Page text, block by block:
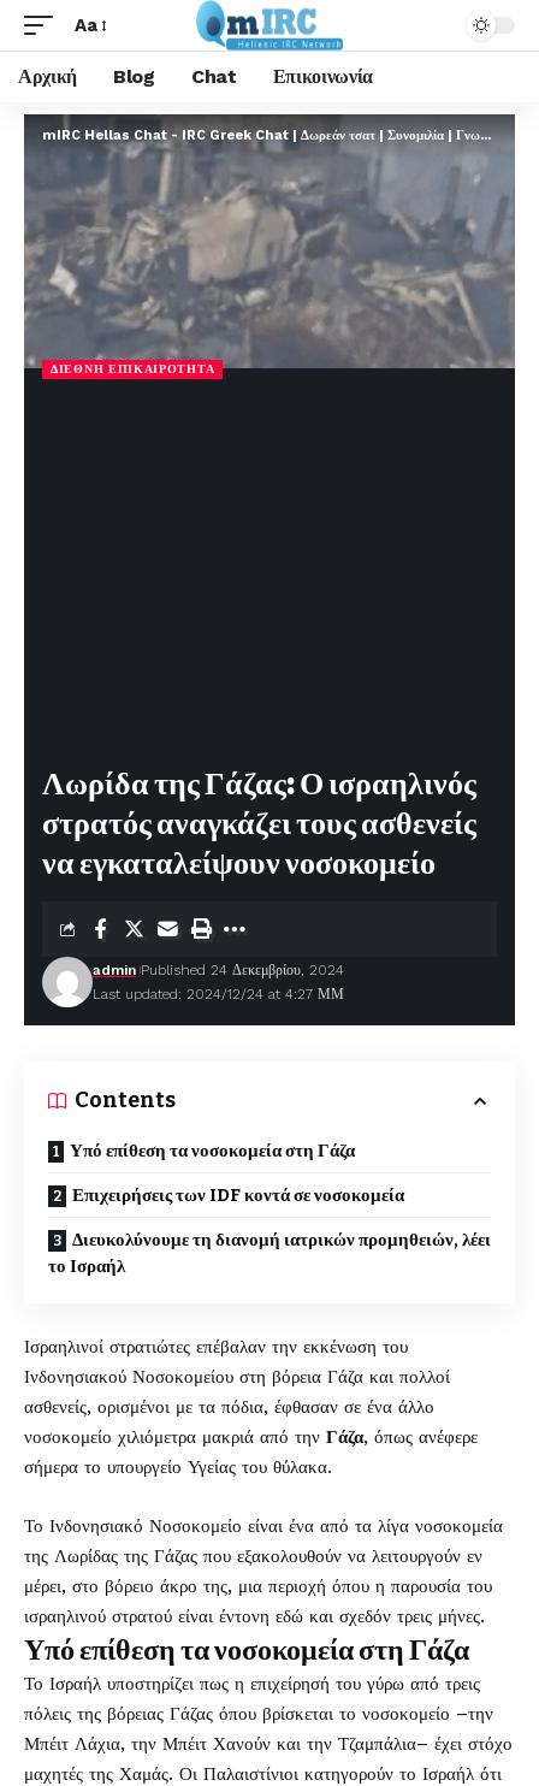
Aa
Αρχική Blog Chat Επικοινωνία
mIRC Hellas Chat - IRC Greek Chat | Δωρεάν τσατ | Συνομιλία | Γνωριμίες | FREE
ΔΙΕΘΝΉ ΕΠΙΚΑΙΡΌΤΗΤΑ
Λωρίδα της Γάζας: Ο ισραηλινός
στρατός αναγκάζει τους ασθενείς
να εγκαταλείψουν νοσοκομείο
Last updated: 2024/12/24 at 4:27 ΜΜ
admin Published 24 Δεκεμβρίου, 2024
Contents
Υπό επίθεση τα νοσοκομεία στη Γάζα
Επιχειρήσεις των IDF κοντά σε νοσοκομεία
Διευκολύνουμε τη διανομή ιατρικών προμηθειών, λέει
το Ισραήλ
Ισραηλινοί στρατιώτες επέβαλαν την εκκένωση του
Ινδονησιακού Νοσοκομείου στη βόρεια Γάζα και πολλοί
ασθενείς, ορισμένοι με τα πόδια, έφθασαν σε ένα άλλο
νοσοκομείο χιλιόμετρα μακριά από την Γάζα, όπως ανέφερε
σήμερα το υπουργείο Υγείας του θύλακα.
Το Ινδονησιακό Νοσοκομείο είναι ένα από τα λίγα νοσοκομεία
της Λωρίδας της Γάζας που εξακολουθούν να λειτουργούν εν
μέρει, στο βόρειο άκρο της, μια περιοχή όπου η παρουσία του
ισραηλινού στρατού είναι έντονη εδώ και σχεδόν τρεις μήνες.
Υπό επίθεση τα νοσοκομεία στη Γάζα
Το Ισραήλ υποστηρίζει πως η επιχείρησή του γύρω από τρεις
πόλεις της βόρειας Γάζας όπου βρίσκεται το νοσοκομείο –την
Μπέιτ Λάχια, την Μπέιτ Χανούν και την Τζαμπάλια– έχει στόχο
μαχητές της Χαμάς. Οι Παλαιστίνιοι κατηγορούν το Ισραήλ ότι